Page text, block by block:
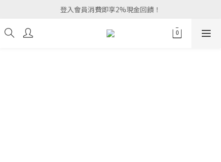
登入會員消費即享2%現金回饋！